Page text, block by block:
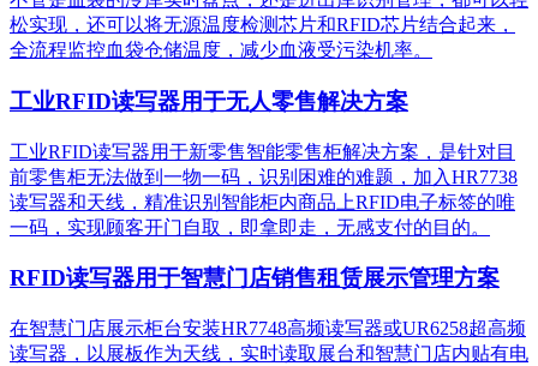
松实现，还可以将无源温度检测芯片和RFID芯片结合起来，
全流程监控血袋仓储温度，减少血液受污染机率。
工业RFID读写器用于无人零售解决方案
工业RFID读写器用于新零售智能零售柜解决方案，是针对目
前零售柜无法做到一物一码，识别困难的难题，加入HR7738
读写器和天线，精准识别​智能柜内商品上RFID电子标签的唯
一码，实现顾客开门自取，即拿即走，无感支付的目的。
RFID读写器用于智慧门店销售租赁展示管理方案
在智慧门店展示柜台安装HR7748高频读写器或UR6258超高频
读写器，以展板作为天线，实时读取展台和智慧门店内贴有电